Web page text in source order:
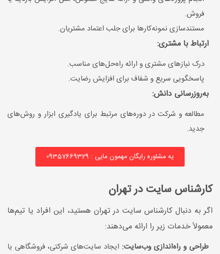
فروش.
مستندسازی نمونه‌کارها برای جلب اعتماد مشتریان.
ارتباط با مشتری:
درک نیازهای مشتری و ارائه راه‌حل‌های مناسب.
پاسخگویی سریع و شفاف برای افزایش رضایت.
به‌روزرسانی دانش:
مطالعه و شرکت در دوره‌های مرتبط برای یادگیری ابزار و روش‌های
جدید.
یه مشاوره رایگان مهمون مایی : 09357669329
کارشناس سایت در تهران
اگر به دنبال کارشناس سایت در تهران هستید، این افراد یا تیم‌ها
معمولاً خدمات زیر را ارائه می‌دهند:
طراحی و راه‌اندازی وب‌سایت: ایجاد سایت‌های شرکتی، فروشگاهی یا